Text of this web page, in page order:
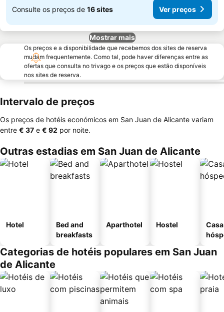
Consulte os preços de 16 sites Ver preços
Mostrar mais
Os preços e a disponibilidade que recebemos dos sites de reserva
mudam frequentemente. Como tal, pode haver diferenças entre as
ofertas que consulta no trivago e os preços que estão disponíveis
nos sites de reserva.
Intervalo de preços
Os preços de hotéis económicos em San Juan de Alicante variam
entre ‎€ 37 e ‎€ 92 por noite.
Outras estadias em San Juan de Alicante
Hotel
Bed and
breakfasts
Aparthotel Hostel
Categorias de hotéis populares em San Juan
de Alicante